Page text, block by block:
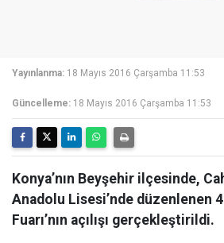
Yayınlanma: 18 Mayıs 2016 Çarşamba 11:53
Güncelleme: 18 Mayıs 2016 Çarşamba 11:53
Konya’nın Beyşehir ilçesinde,
Anadolu Lisesi’nde düzenlenen
Fuarı’nın açılışı gerçekleştirildi.